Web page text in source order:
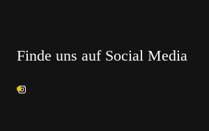
Finde uns auf Social Media